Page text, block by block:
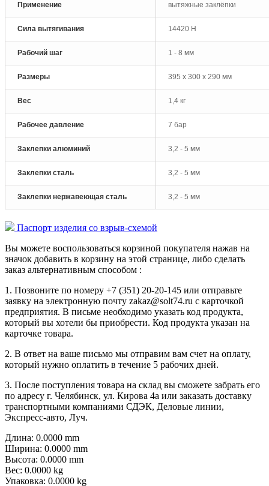
Применение вытяжные заклёпки
Сила вытягивания 14420 H
Рабочий шаг 1 - 8 мм
Размеры 395 x 300 x 290 мм
Вес 1,4 кг
Рабочее давление 7 бар
Заклепки алюминий 3,2 - 5 мм
Заклепки сталь 3,2 - 5 мм
Заклепки нержавеющая сталь 3,2 - 5 мм
Паспорт изделия со взрыв-схемой
Вы можете воспользоваться корзиной покупателя нажав на
значок добавить в корзину на этой странице, либо сделать
заказ альтернативным способом :
1. Позвоните по номеру +7 (351) 20-20-145 или отправьте
заявку на электронную почту zakaz@solt74.ru с карточкой
предприятия. В письме необходимо указать код продукта,
который вы хотели бы приобрести. Код продукта указан на
карточке товара.
2. В ответ на ваше письмо мы отправим вам счет на оплату,
который нужно оплатить в течение 5 рабочих дней.
3. После поступления товара на склад вы сможете забрать его
по адресу г. Челябинск, ул. Кирова 4а или заказать доставку
транспортными компаниями СДЭК, Деловые линии,
Экспресс-авто, Луч.
Длина: 0.0000 mm
Ширина: 0.0000 mm
Высота: 0.0000 mm
Вес: 0.0000 kg
Упаковка: 0.0000 kg